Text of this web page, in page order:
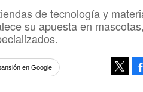
de tecnología y
su apuesta en
en Google